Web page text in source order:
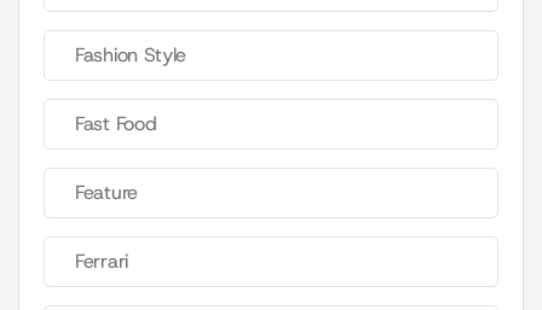
Fashion Style
Fast Food
Feature
Ferrari